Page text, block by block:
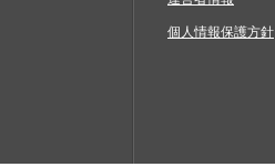
個人情報保護方針